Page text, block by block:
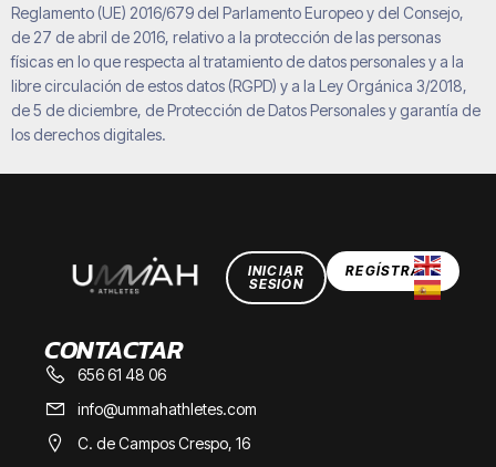
Reglamento (UE) 2016/679 del Parlamento Europeo y del Consejo,
de 27 de abril de 2016, relativo a la protección de las personas
físicas en lo que respecta al tratamiento de datos personales y a la
libre circulación de estos datos (RGPD) y a la Ley Orgánica 3/2018,
de 5 de diciembre, de Protección de Datos Personales y garantía de
los derechos digitales.
INICIAR
SESIÓN
REGÍSTRATE
CONTACTAR
656 61 48 06
info@ummahathletes.com
C. de Campos Crespo, 16